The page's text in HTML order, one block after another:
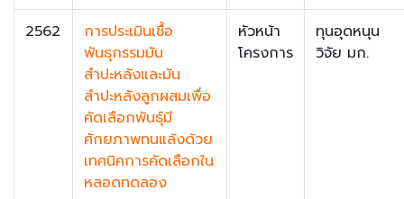
2562
การประเมินเชื้อ
พันธุกรรมมัน
สำปะหลังและมัน
สำปะหลังลูกผสมเพื่อ
คัดเลือกพันธุ์มี
ศักยภาพทนแล้งด้วย
เทคนิคการคัดเลือกใน
หลอดทดลอง
หัวหน้า
โครงการ
ทุนอุดหนุน
วิจัย มก.